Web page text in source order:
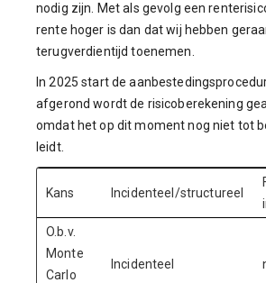
nodig zijn. Met als gevolg een
rente hoger is dan dat wij hebben
terugverdientijd toenemen.
In 2025 start de
afgerond wordt de risicoberekening
omdat het op dit moment nog niet tot
leidt.
Kans Incidenteel/structureel
O.b.v.
Monte
Carlo
Incidenteel